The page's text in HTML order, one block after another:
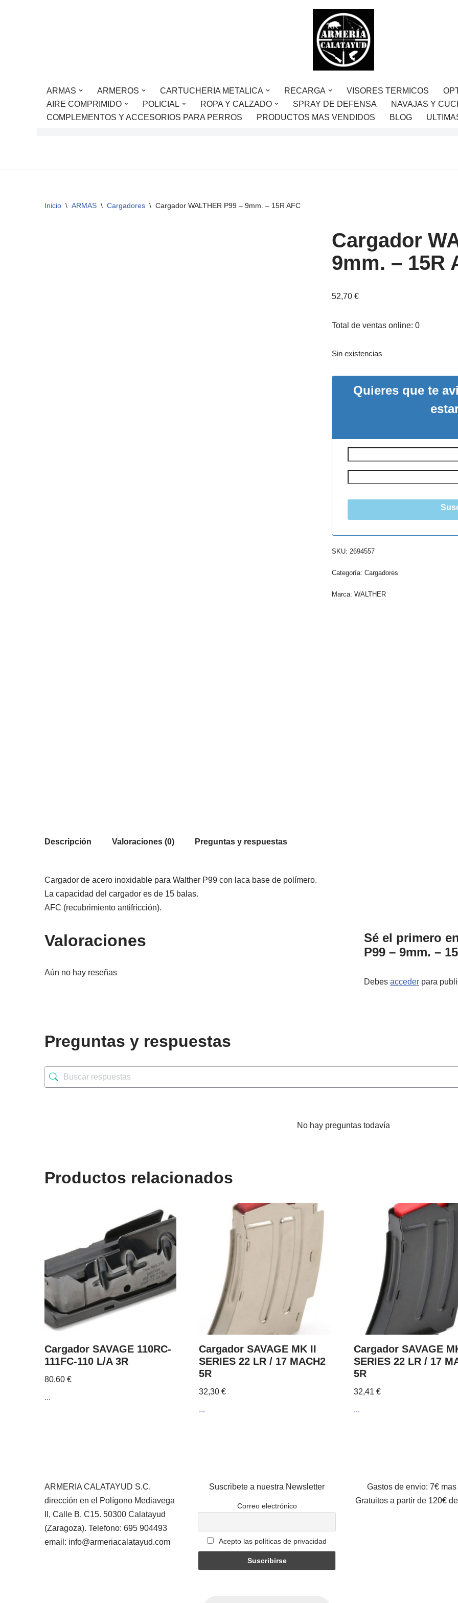
ARMAS ARMEROS CARTUCHERIA METALICA RECARGA VISORES TERMICOS
AIRE COMPRIMIDO
POLICIAL ROPA Y CALZADO SPRAY DE DEFENSA NAVAJAS Y
COMPLEMENTOS Y ACCESORIOS PARA PERROS
PRODUCTOS MAS VENDIDOS BLOG
Inicio \ ARMAS \ Cargadores \ Cargador WALTHER P99 – 9mm. – 15R AFC
Cargador
9mm. – 15R
52,70 €
Total de ventas online: 0
Sin existencias
Quieres que te
SKU: 2694557
Categoría: Cargadores
Marca: WALTHER
Descripción Valoraciones (0) Preguntas y respuestas
Cargador de acero inoxidable para Walther P99 con laca base de polímero.
La capacidad del cargador es de 15 balas.
AFC (recubrimiento antifricción).
Valoraciones
Aún no hay reseñas
Sé el primero
P99 – 9mm. –
Debes acceder para
Preguntas y respuestas
No hay preguntas todavía
Productos relacionados
Cargador SAVAGE 110RC-
111FC-110 L/A 3R
80,60 €
...
Cargador SAVAGE MK II
SERIES 22 LR / 17 MACH2
5R
32,30€
...
Cargador SAVAGE
SERIES 22 LR / 17
5R
32,41 €
...
ARMERIA CALATAYUD S.C.
dirección en el Polígono Mediavega
II, Calle B, C15. 50300 Calatayud
(Zaragoza). Telefono: 695 904493
email: info@armeriacalatayud.com
Suscribete a nuestra Newsletter
Correo electrónico
Acepto las políticas de privacidad
Gastos de envio: 7€ mas
Gratuitos a partir de 120€